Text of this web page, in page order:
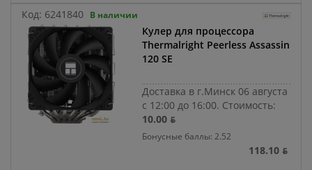
Код: 6241840 В наличии
Кулер для процессора
Thermalright Peerless Assassin
120 SE
Доставка в г.Минск 06 августа
с 12:00 до 16:00. Стоимость:
10.00 ƃ
Бонусные баллы: 2.52
118.10 ƃ